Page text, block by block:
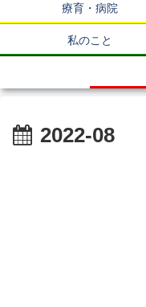
療育・病院
私のこと
2022-08